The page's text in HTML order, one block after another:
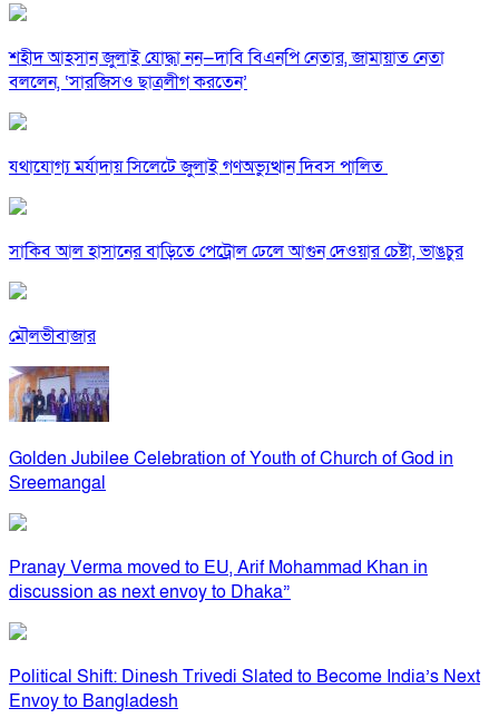
শহীদ আহসান জুলাই যোদ্ধা নন—দাবি বিএনপি নেতার, জামায়াত নেতা
বললেন, ‘সারজিসও ছাত্রলীগ করতেন’
যথাযোগ্য মর্যাদায় সিলেটে জুলাই গণঅভ্যুত্থান দিবস পালিত
সাকিব আল হাসানের বাড়িতে পেট্রোল ঢেলে আগুন দেওয়ার চেষ্টা, ভাঙচুর
মৌলভীবাজার
Golden Jubilee Celebration of Youth of Church of God in
Sreemangal
Pranay Verma moved to EU, Arif Mohammad Khan in
discussion as next envoy to Dhaka”
Political Shift: Dinesh Trivedi Slated to Become India’s Next
Envoy to Bangladesh